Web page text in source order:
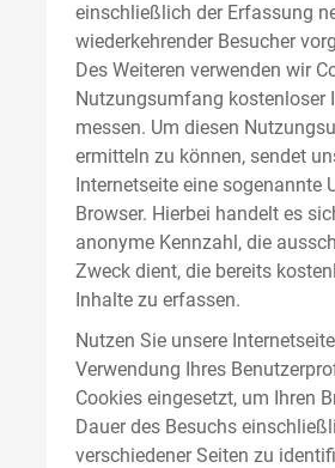
einschließlich der Erfassung
wiederkehrender Besucher
Des Weiteren verwenden wir
Nutzungsumfang kostenloser
messen. Um diesen
ermitteln zu können, sendet
Internetseite eine sogenannte
Browser. Hierbei handelt es
anonyme Kennzahl, die
Zweck dient, die bereits
Inhalte zu erfassen.
Nutzen Sie unsere
Verwendung Ihres
Cookies eingesetzt, um Ihren
Dauer des Besuchs
verschiedener Seiten zu